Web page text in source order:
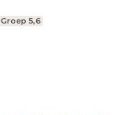
Groep 5,6